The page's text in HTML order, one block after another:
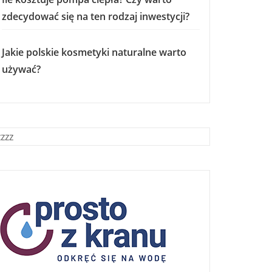
zdecydować się na ten rodzaj inwestycji?
Jakie polskie kosmetyki naturalne warto
używać?